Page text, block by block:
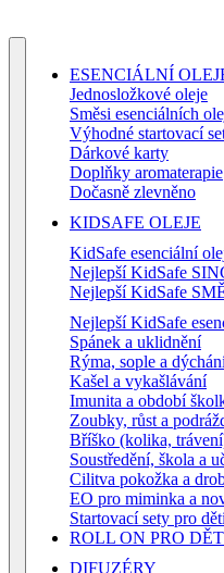
ESENCIÁLNÍ
Jednosložkové oleje
Směsi esenciálních
Výhodné startovací
Dárkové karty
Doplňky aromaterapie
Dočasně zlevněno
KIDSAFE OLEJE
KidSafe esenciální
Nejlepší KidSafe
Nejlepší KidSafe
Nejlepší KidSafe
Spánek a uklidnění
Rýma, sople a
Kašel a vykašlávání
Imunita a období
Zoubky, růst a
Bříško (kolika,
Soustředění, škola a
Cilitva pokožka a
EO pro miminka a
Startovací sety pro děti
ROLL ON PRO
DIFUZÉRY